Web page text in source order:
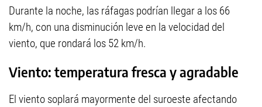
Durante la noche, las ráfagas podrían llegar a los 66
km/h, con una disminución leve en la velocidad del
viento, que rondará los 52 km/h.
Viento: temperatura fresca y agradable
El viento soplará mayormente del suroeste afectando